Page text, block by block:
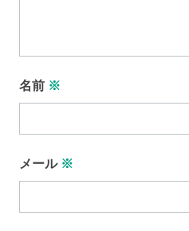
名前 ※
メール ※